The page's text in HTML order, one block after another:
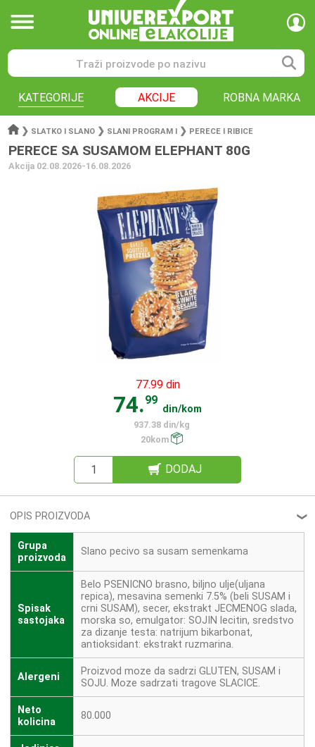
KATEGORIJE AKCIJE ROBNA MARKA
❯ SLATKO I SLANO ❯ SLANI PROGRAM I ❯ PERECE I RIBICE
PERECE SA SUSAMOM ELEPHANT 80G
Akcija 02.08.2026-16.08.2026
77.99 din
74.99
din/kom
937.38 din/kg
20kom
DODAJ
OPIS PROIZVODA ❮
Grupa
proizvoda
Slano pecivo sa susam semenkama
Spisak
sastojaka
Belo PSENICNO brasno, biljno ulje(uljana
repica), mesavina semenki 7.5% (beli SUSAM i
crni SUSAM), secer, ekstrakt JECMENOG slada,
morska so, emulgator: SOJIN lecitin, sredstvo
za dizanje testa: natrijum bikarbonat,
antioksidant: ekstrakt ruzmarina.
Alergeni
Proizvod moze da sadrzi GLUTEN, SUSAM i
SOJU. Moze sadrzati tragove SLACICE.
Neto
kolicina
80.000